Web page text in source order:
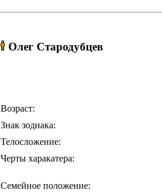
Олег Стародубцев
Возраст:
Знак зодиака:
Телосложение:
Черты харакатера:
Семейное положение: